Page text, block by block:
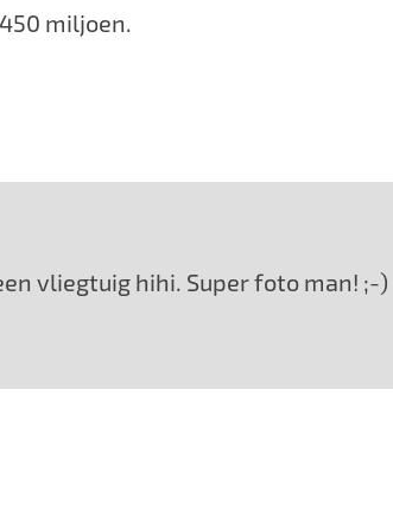
miljoen.
vliegtuig hihi. Super foto man! ;-)